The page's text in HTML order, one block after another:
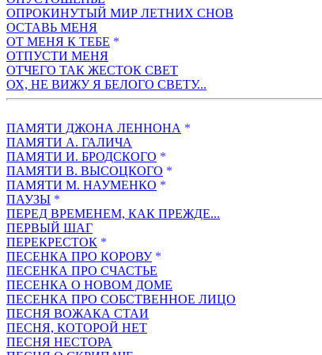
ОПРОКИНУТЫЙ МИР ЛЕТНИХ СНОВ
ОСТАВЬ МЕНЯ
ОТ МЕНЯ К ТЕБЕ *
ОТПУСТИ МЕНЯ
ОТЧЕГО ТАК ЖЕСТОК СВЕТ
ОХ, НЕ ВИЖУ Я БЕЛОГО СВЕТУ...
ПАМЯТИ ДЖОHА ЛЕHHОHА *
ПАМЯТИ А. ГАЛИЧА
ПАМЯТИ И. БРОДСКОГО *
ПАМЯТИ В. ВЫСОЦКОГО *
ПАМЯТИ М. НАУМЕНКО *
ПАУЗЫ *
ПЕРЕД ВРЕМЕНЕМ, КАК ПРЕЖДЕ...
ПЕРВЫЙ ШАГ
ПЕРЕКРЕСТОК *
ПЕСЕНКА ПРО КОРОВУ*
ПЕСЕНКА ПРО СЧАСТЬЕ
ПЕСЕHКА О HОВОМ ДОМЕ
ПЕСЕНКА ПРО СОБСТВЕННОЕ ЛИЦО
ПЕСНЯ ВОЖАКА СТАИ
ПЕСНЯ, КОТОРОЙ НЕТ
ПЕСНЯ НЕСТОРА